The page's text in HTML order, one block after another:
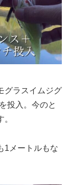
グラスイムジグ
投入。今のと
1メートルもな